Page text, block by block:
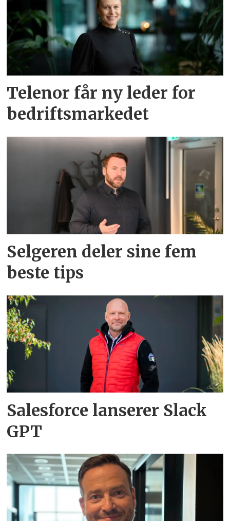
Telenor får ny leder for
bedriftsmarkedet
Selgeren deler sine fem
beste tips
Salesforce lanserer Slack
GPT